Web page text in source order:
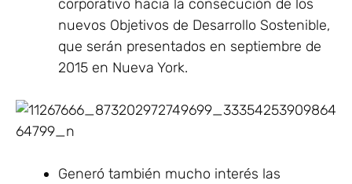
corporativo hacia la consecución de los
nuevos Objetivos de Desarrollo Sostenible,
que serán presentados en septiembre de
2015 en Nueva York.
Generó también mucho interés las